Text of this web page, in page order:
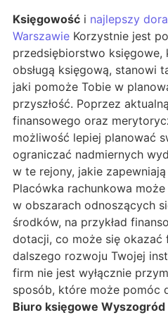
Księgowość i najlepszy
Warszawie Korzystnie jest
przedsiębiorstwo księgowe,
obsługą księgową, stanowi
jaki pomoże Tobie w
przyszłość. Poprzez
finansowego oraz
możliwość lepiej planować
ograniczać nadmiernych
w te rejony, jakie
Placówka rachunkowa
w obszarach odnoszących
środków, na przykład
dotacji, co może się okazać
dalszego rozwoju Twojej
firm nie jest wyłącznie
sposób, które może pomóc
Biuro księgowe Wyszogród